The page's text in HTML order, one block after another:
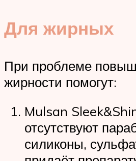
Для жирных
При проблеме
жирности помогут:
Mulsan
отсутствуют
силиконы,